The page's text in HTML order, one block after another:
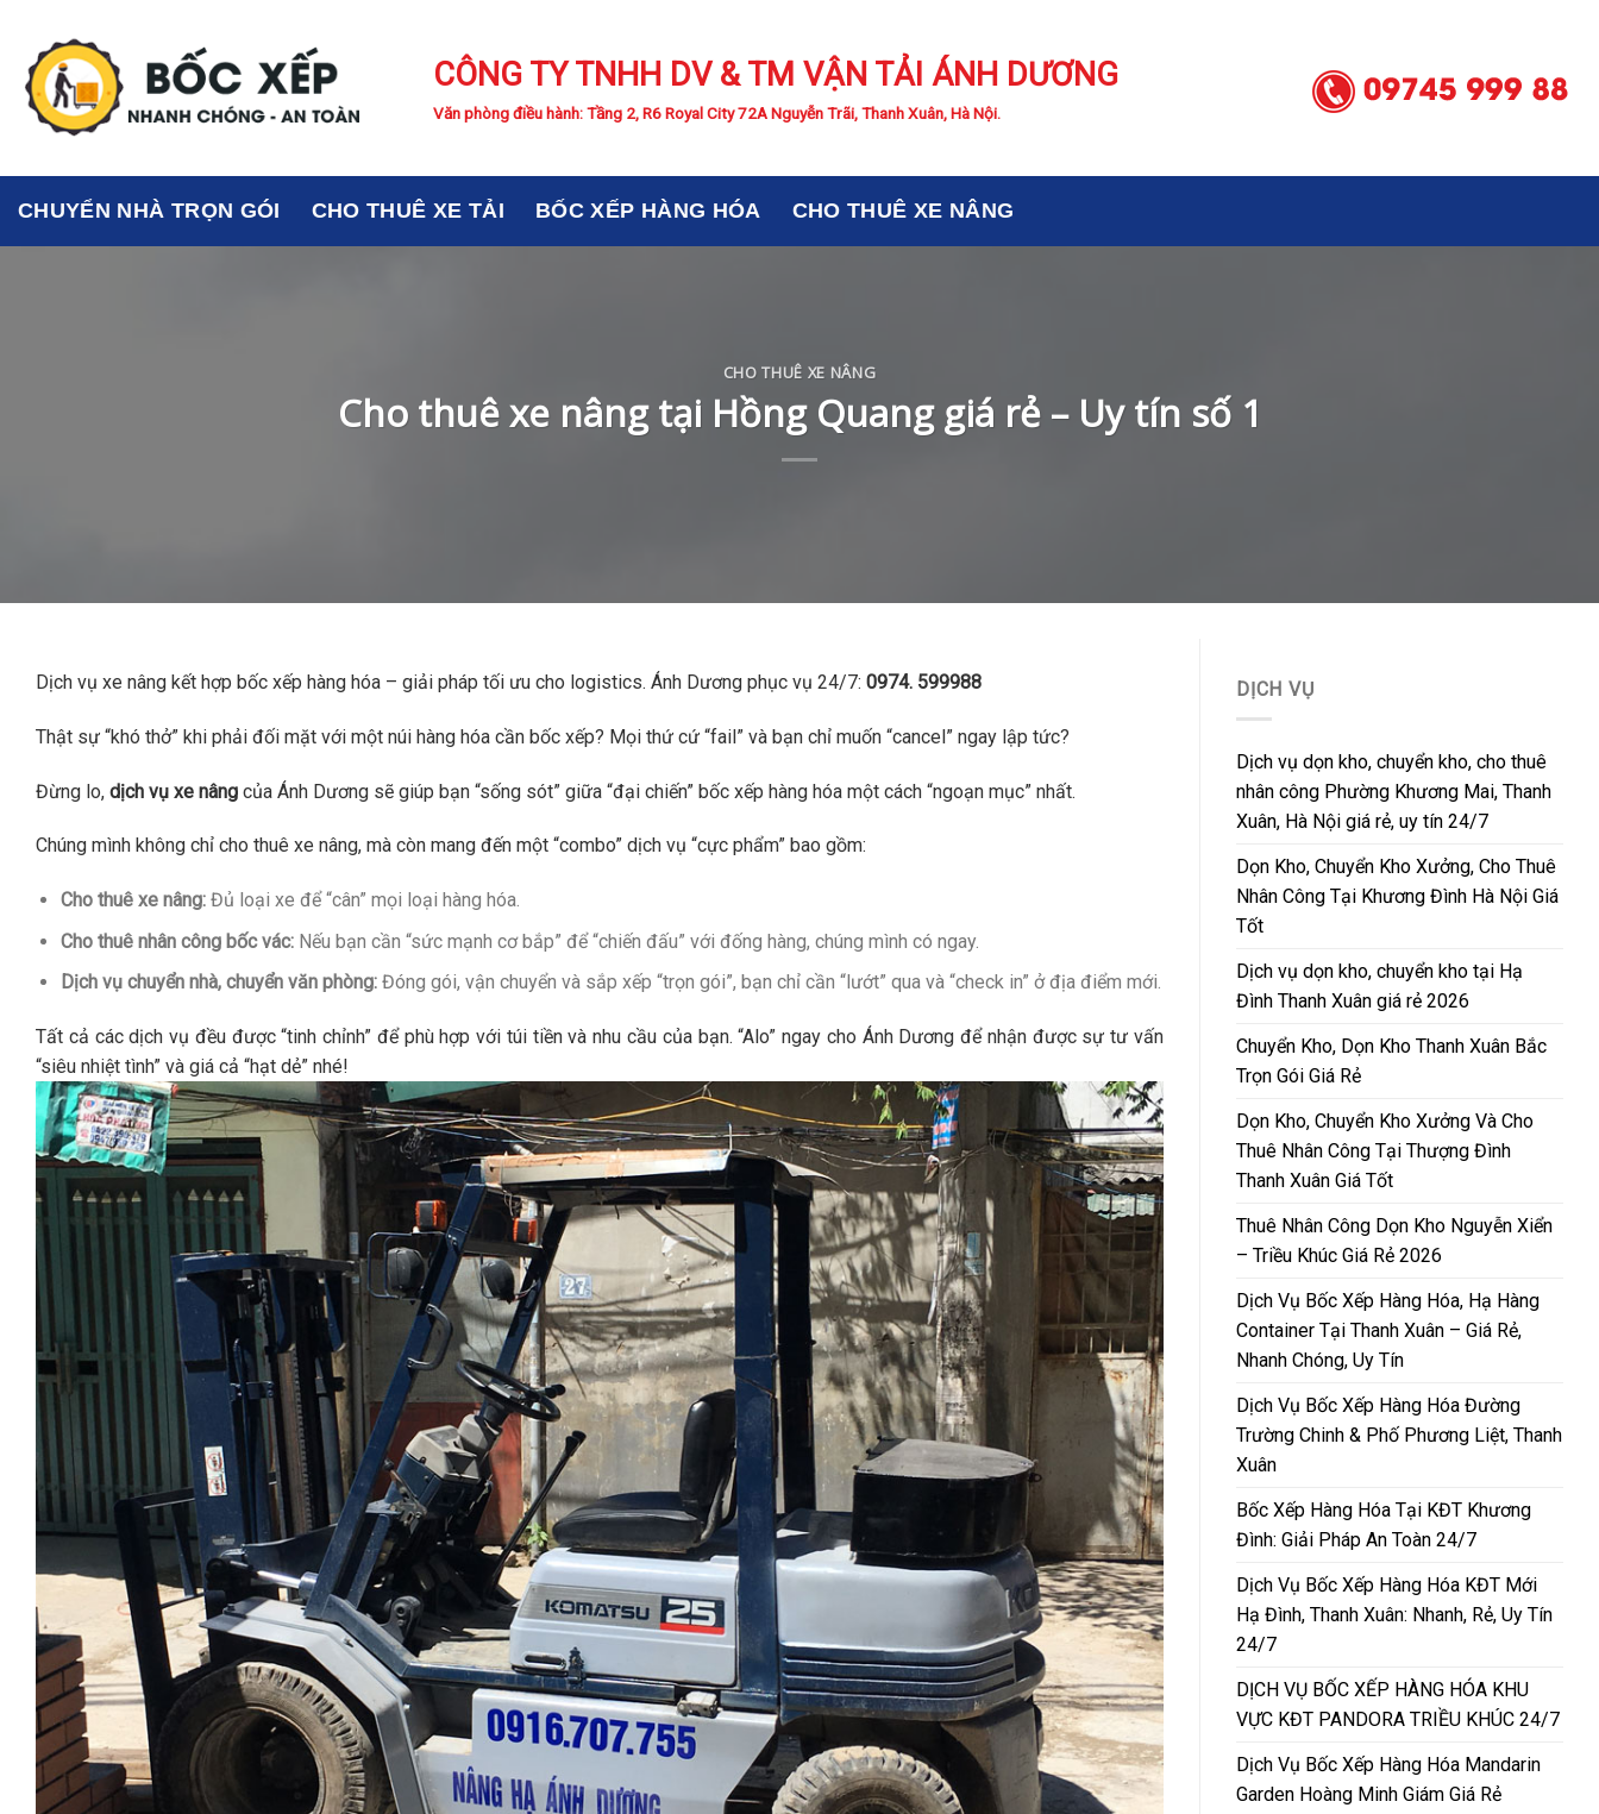
content
CÔNG TY TNHH DV & TM VẬN TẢI ÁNH DƯƠNG
Văn phòng điều hành: Tầng 2, R6 Royal City 72A Nguyễn Trãi, Thanh Xuân, Hà Nội.
CHUYỂN NHÀ TRỌN GÓI CHO THUÊ XE TẢI BỐC XẾP HÀNG HÓA CHO THUÊ XE NÂNG
CHO THUÊ XE NÂNG
Cho thuê xe nâng tại Hồng Quang giá rẻ – Uy tín số 1
Dịch vụ xe nâng kết hợp bốc xếp hàng hóa – giải pháp tối ưu cho logistics. Ánh Dương phục vụ 24/7: 0974. 599988
Thật sự “khó thở” khi phải đối mặt với một núi hàng hóa cần bốc xếp? Mọi thứ cứ “fail” và bạn chỉ muốn “cancel” ngay lập tức?
Đừng lo, dịch vụ xe nâng của Ánh Dương sẽ giúp bạn “sống sót” giữa “đại chiến” bốc xếp hàng hóa một cách “ngoạn mục” nhất.
Chúng mình không chỉ cho thuê xe nâng, mà còn mang đến một “combo” dịch vụ “cực phẩm” bao gồm:
Cho thuê xe nâng:Đủ loại xe để “cân” mọi loại hàng hóa.
Cho thuê nhân công bốc vác:Nếu bạn cần “sức mạnh cơ bắp” để “chiến đấu” với đống hàng, chúng mình có ngay.
Dịch vụ chuyển nhà, chuyển văn phòng:Đóng gói, vận chuyển và sắp xếp “trọn gói”, bạn chỉ cần “lướt” qua và “check in” ở địa điểm mới.
Tất cả các dịch vụ đều được “tinh chỉnh” để phù hợp với túi tiền và nhu cầu của bạn. “Alo” ngay cho Ánh Dương để nhận được sự tư vấn
“siêu nhiệt tình” và giá cả “hạt dẻ” nhé!
DỊCH VỤ
Dịch vụ dọn kho, chuyển kho, cho thuê
nhân công Phường Khương Mai, Thanh
Xuân, Hà Nội giá rẻ, uy tín 24/7
Dọn Kho, Chuyển Kho Xưởng, Cho Thuê
Nhân Công Tại Khương Đình Hà Nội Giá
Tốt
Dịch vụ dọn kho, chuyển kho tại Hạ
Đình Thanh Xuân giá rẻ 2026
Chuyển Kho, Dọn Kho Thanh Xuân Bắc
Trọn Gói Giá Rẻ
Dọn Kho, Chuyển Kho Xưởng Và Cho
Thuê Nhân Công Tại Thượng Đình
Thanh Xuân Giá Tốt
Thuê Nhân Công Dọn Kho Nguyễn Xiển
– Triều Khúc Giá Rẻ 2026
Dịch Vụ Bốc Xếp Hàng Hóa, Hạ Hàng
Container Tại Thanh Xuân – Giá Rẻ,
Nhanh Chóng, Uy Tín
Dịch Vụ Bốc Xếp Hàng Hóa Đường
Trường Chinh & Phố Phương Liệt, Thanh
Xuân
Bốc Xếp Hàng Hóa Tại KĐT Khương
Đình: Giải Pháp An Toàn 24/7
Dịch Vụ Bốc Xếp Hàng Hóa KĐT Mới
Hạ Đình, Thanh Xuân: Nhanh, Rẻ, Uy Tín
24/7
DỊCH VỤ BỐC XẾP HÀNG HÓA KHU
VỰC KĐT PANDORA TRIỀU KHÚC 24/7
Dịch Vụ Bốc Xếp Hàng Hóa Mandarin
Garden Hoàng Minh Giám Giá Rẻ